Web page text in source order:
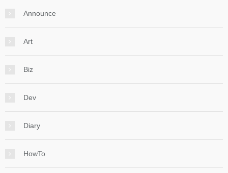
Announce
Art
Biz
Dev
Diary
HowTo